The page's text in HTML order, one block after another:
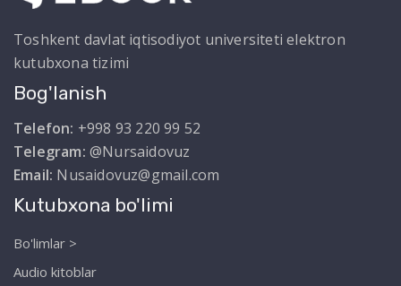
Toshkent davlat iqtisodiyot universiteti elektron
kutubxona tizimi
Bog'lanish
Telefon: +998 93 220 99 52
Telegram: @Nursaidovuz
Email: Nusaidovuz@gmail.com
Kutubxona bo'limi
Bo'limlar >
Audio kitoblar